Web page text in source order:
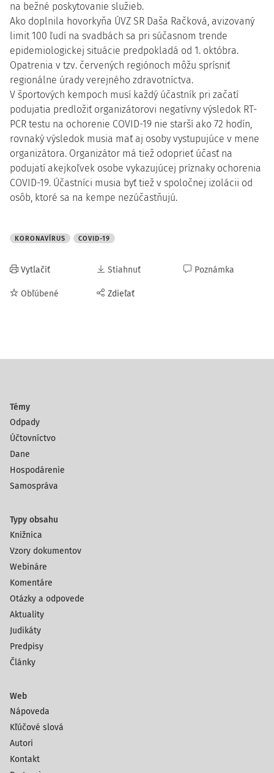
na bežné poskytovanie služieb.
Ako doplnila hovorkyňa ÚVZ SR Daša Račková, avizovaný
limit 100 ľudí na svadbách sa pri súčasnom trende
epidemiologickej situácie predpokladá od 1. októbra.
Opatrenia v tzv. červených regiónoch môžu sprísniť
regionálne úrady verejného zdravotníctva.
V športových kempoch musí každý účastník pri začatí
podujatia predložiť organizátorovi negatívny výsledok RT-
PCR testu na ochorenie COVID-19 nie starší ako 72 hodín,
rovnaký výsledok musia mať aj osoby vystupujúce v mene
organizátora. Organizátor má tiež odoprieť účasť na
podujatí akejkoľvek osobe vykazujúcej príznaky ochorenia
COVID-19. Účastníci musia byť tiež v spoločnej izolácii od
osôb, ktoré sa na kempe nezúčastňujú.
KORONAVÍRUS COVID-19
Vytlačiť
Obľúbené
Stiahnuť
Zdieľať
Poznámka
Témy
Odpady
Účtovníctvo
Dane
Hospodárenie
Samospráva
Typy obsahu
Knižnica
Vzory dokumentov
Webináre
Komentáre
Otázky a odpovede
Aktuality
Judikáty
Predpisy
Články
Web
Nápoveda
Kľúčové slová
Autori
Kontakt